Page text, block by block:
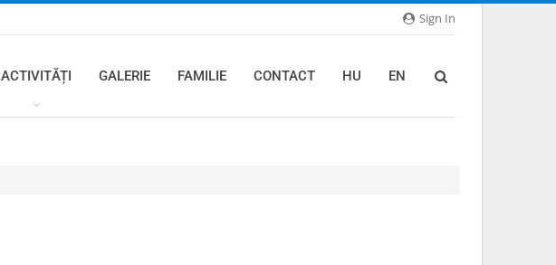
Sign In
ACTIVITĂȚI GALERIE FAMILIE CONTACT HU EN